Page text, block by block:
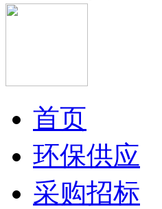
首页
环保供应
采购招标